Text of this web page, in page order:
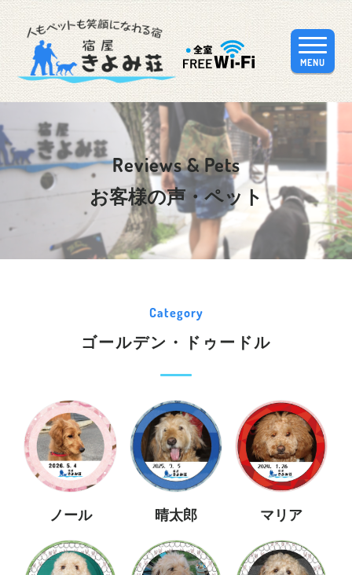
MENU
Reviews & Pets
お客様の声・ペット
Category
ゴールデン・ドゥードル
ノール 晴太郎 マリア